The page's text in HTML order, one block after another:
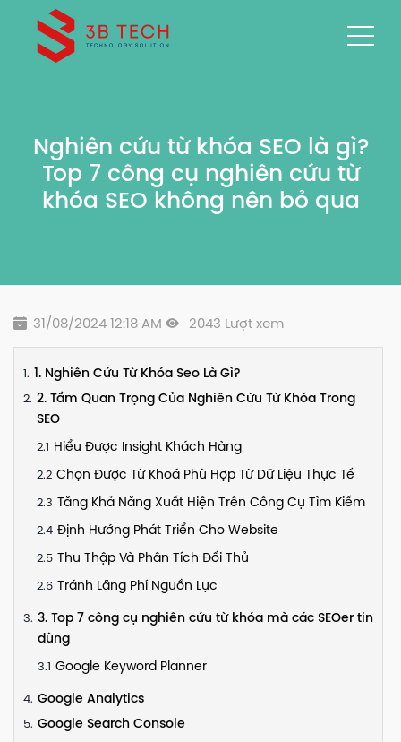
Nghiên cứu từ khóa SEO là gì?
Top 7 công cụ nghiên cứu từ
khóa SEO không nên bỏ qua
31/08/2024 12:18 AM 2043 Lượt xem
1. Nghiên Cứu Từ Khóa Seo Là Gì?
2. Tầm Quan Trọng Của Nghiên Cứu Từ Khóa Trong
SEO
Hiểu Được Insight Khách Hàng
Chọn Được Từ Khoá Phù Hợp Từ Dữ Liệu Thực Tế
Tăng Khả Năng Xuất Hiện Trên Công Cụ Tìm Kiếm
Định Hướng Phát Triển Cho Website
Thu Thập Và Phân Tích Đối Thủ
Tránh Lãng Phí Nguồn Lực
3. Top 7 công cụ nghiên cứu từ khóa mà các SEOer tin
dùng
Google Keyword Planner
Google Analytics
Google Search Console